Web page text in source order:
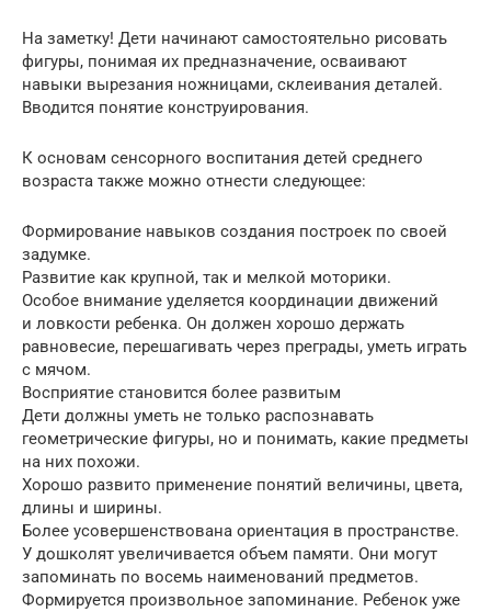
На заметку! Дети начинают самостоятельно рисовать
фигуры, понимая их предназначение, осваивают
навыки вырезания ножницами, склеивания деталей.
Вводится понятие конструирования.
К основам сенсорного воспитания детей среднего
возраста также можно отнести следующее:
Формирование навыков создания построек по своей
задумке.
Развитие как крупной, так и мелкой моторики.
Особое внимание уделяется координации движений
и ловкости ребенка. Он должен хорошо держать
равновесие, перешагивать через преграды, уметь играть
с мячом.
Восприятие становится более развитым
Дети должны уметь не только распознавать
геометрические фигуры, но и понимать, какие предметы
на них похожи.
Хорошо развито применение понятий величины, цвета,
длины и ширины.
Более усовершенствована ориентация в пространстве.
У дошколят увеличивается объем памяти. Они могут
запоминать по восемь наименований предметов.
Формируется произвольное запоминание. Ребенок уже